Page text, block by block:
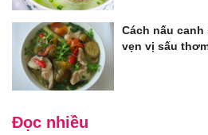
Cách nấu
vẹn vị sấu
Đọc nhiều